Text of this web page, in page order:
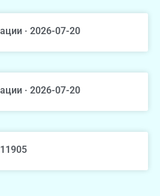
· 2026-07-20
· 2026-07-20